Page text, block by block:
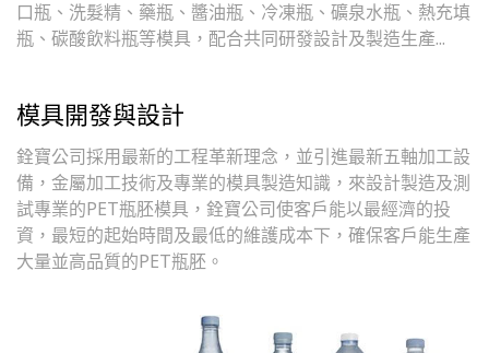
口瓶、洗髮精、藥瓶、醬油瓶、冷凍瓶、礦泉水瓶、熱充填
瓶、碳酸飲料瓶等模具，配合共同研發設計及製造生產...
模具開發與設計
銓寶公司採用最新的工程革新理念，並引進最新五軸加工設
備，金屬加工技術及專業的模具製造知識，來設計製造及測
試專業的PET瓶胚模具，銓寶公司使客戶能以最經濟的投
資，最短的起始時間及最低的維護成本下，確保客戶能生產
大量並高品質的PET瓶胚。